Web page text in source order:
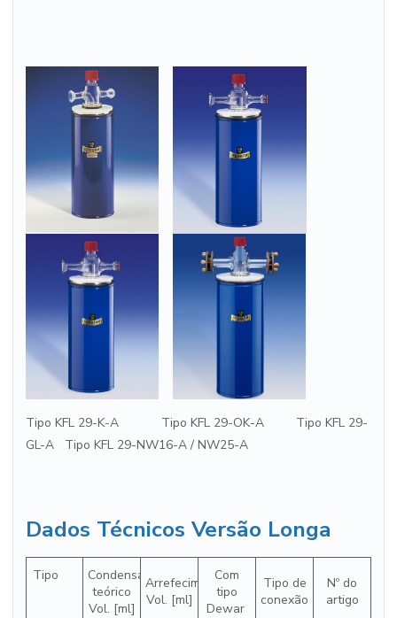
Tipo KFL 29-K-A Tipo KFL 29-OK-A Tipo KFL 29-
GL-A Tipo KFL 29-NW16-A / NW25-A
Dados Técnicos Versão Longa
Tipo
Condensado
teórico
Vol. [ml]
Arrefecimento teórico
Vol. [ml]
Com
tipo
Dewar
Tipo de
conexão
Nº do
artigo